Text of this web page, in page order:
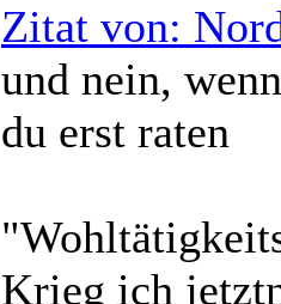
Zitat von:
und nein,
du erst raten
Krieg ich